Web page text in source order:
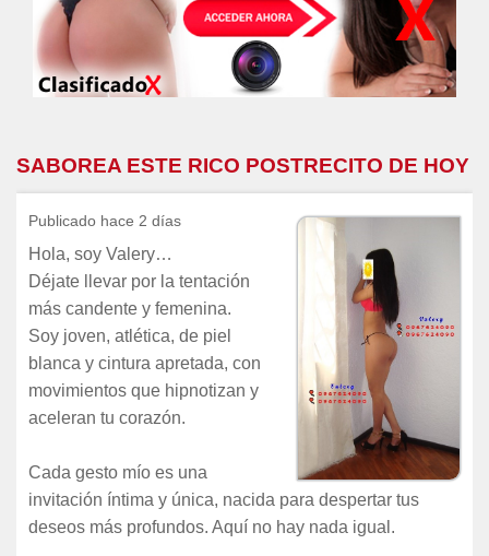
SABOREA ESTE RICO POSTRECITO DE HOY
Publicado hace 2 días
Hola, soy Valery…
Déjate llevar por la tentación
más candente y femenina.
Soy joven, atlética, de piel
blanca y cintura apretada, con
movimientos que hipnotizan y
aceleran tu corazón.
Cada gesto mío es una
invitación íntima y única, nacida para despertar tus
deseos más profundos. Aquí no hay nada igual.